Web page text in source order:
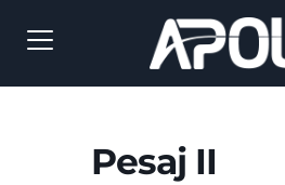
Pesaj II